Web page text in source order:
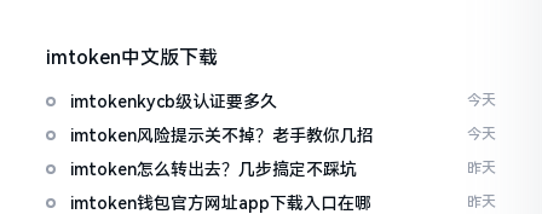
imtoken中文版下载
imtokenkycb级认证要多久 今天
imtoken风险提示关不掉？老手教你几招 今天
imtoken怎么转出去？几步搞定不踩坑 昨天
imtoken钱包官方网址app下载入口在哪 昨天